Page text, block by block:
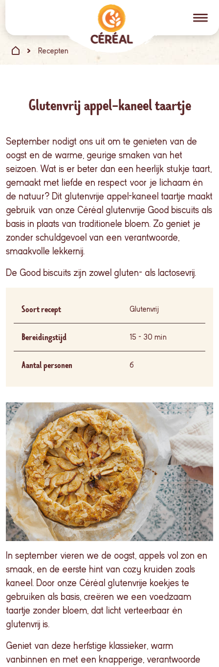
Recepten
Glutenvrij appel-kaneel taartje
September nodigt ons uit om te genieten van de
oogst en de warme geurige smaken van het
seizoen. Wat is er beter dan een heerlijk stukje taart
gemaakt met liefde en respect voor je lichaam én
de natuur? Dit glutenvrije appel-kaneel taartje maakt
gebruik van onze Céréal glutenvrije Good biscuits als
basis in plaats van traditionele bloem. Zo geniet je
zonder schuldgevoel van een verantwoorde
smaakvolle lekkernij.
De Good biscuits zijn zowel gluten- als lactosevrij.
Soort recept Glutenvrij
Bereidingstijd 15 - 30 min
Aantal personen 6
In september vieren we de oogst, appels vol zon en
smaak, en de eerste hint van cozy kruiden zoals
kaneel. Door onze Céréal glutenvrije koekjes te
gebruiken als basis, creëren we een voedzaam
taartje zonder bloem, dat licht verteerbaar én
glutenvrij is.
Geniet van deze herfstige klassieker, warm
vanbinnen en met een knapperige, verantwoorde